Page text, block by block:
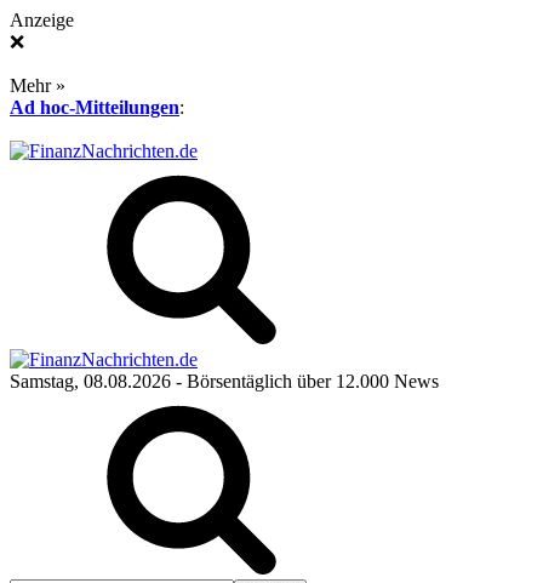
Anzeige
❌
Mehr »
Ad hoc-Mitteilungen:
Samstag, 08.08.2026 - Börsentäglich über 12.000 News